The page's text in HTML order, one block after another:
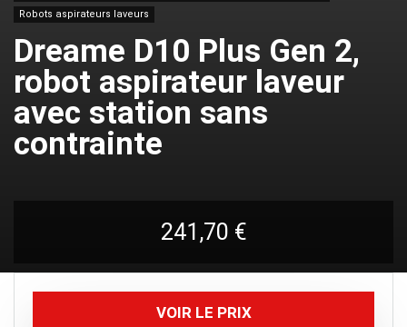
Robots aspirateurs laveurs
Dreame D10 Plus Gen 2,
robot aspirateur laveur
avec station sans
contrainte
241,70 €
VOIR LE PRIX